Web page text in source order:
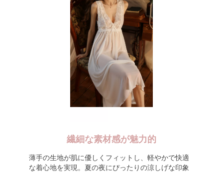
繊細な素材感が魅力的
薄手の生地が肌に優しくフィットし、軽やかで快適
な着心地を実現。夏の夜にぴったりの涼しげな印象